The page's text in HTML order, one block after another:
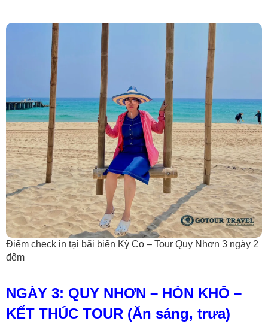
Điểm check in tại bãi biển Kỳ Co – Tour Quy Nhơn 3 ngày 2
đêm
NGÀY 3: QUY NHƠN – HÒN KHÔ –
KẾT THÚC TOUR (Ăn sáng, trưa)